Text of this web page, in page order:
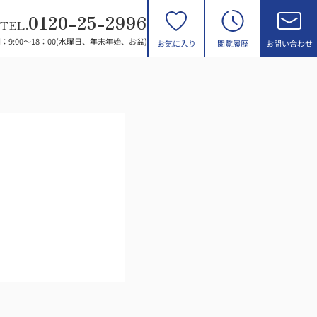
TEL.0120-25-2996
9:00～18：00(水曜日、年末年始、お盆) お気に入り 閲覧履歴 お問い合わせ